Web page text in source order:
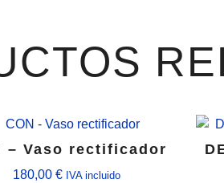
– Vaso rectificador
180,00 € IVA incluido